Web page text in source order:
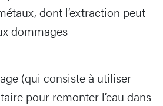
dont l’extraction peut
dommages
(qui consiste à utiliser
pour remonter l’eau dans